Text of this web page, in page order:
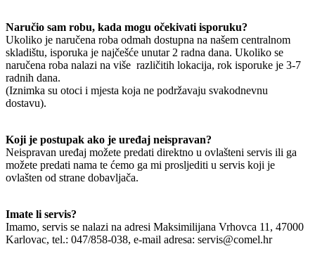
Naručio sam robu, kada mogu očekivati isporuku?
Ukoliko je naručena roba odmah dostupna na našem centralnom
skladištu, isporuka je najčešće unutar 2 radna dana. Ukoliko se
naručena roba nalazi na više različitih lokacija, rok isporuke je 3-7
radnih dana.
(Iznimka su otoci i mjesta koja ne podržavaju svakodnevnu
dostavu).
Koji je postupak ako je uređaj neispravan?
Neispravan uređaj možete predati direktno u ovlašteni servis ili ga
možete predati nama te ćemo ga mi prosljediti u servis koji je
ovlašten od strane dobavljača.
Imate li servis?
Imamo, servis se nalazi na adresi Maksimilijana Vrhovca 11, 47000
Karlovac, tel.: 047/858-038, e-mail adresa: servis@comel.hr